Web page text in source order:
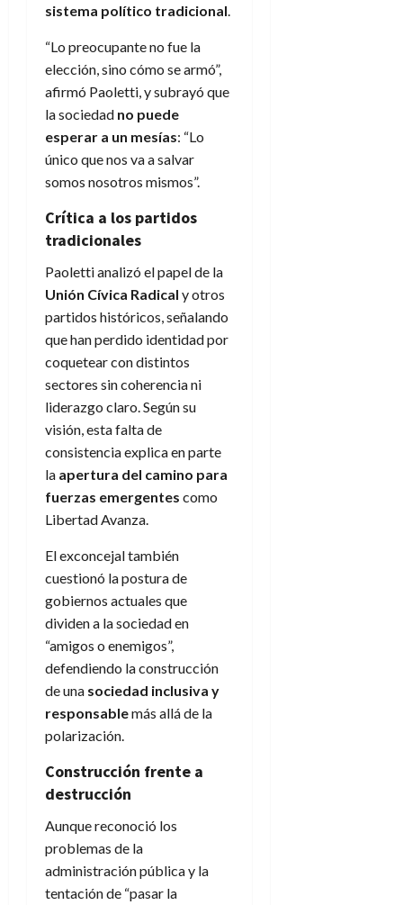
sistema político tradicional.
“Lo preocupante no fue la
elección, sino cómo se armó”,
afirmó Paoletti, y subrayó que
la sociedad no puede
esperar a un mesías: “Lo
único que nos va a salvar
somos nosotros mismos”.
Crítica a los partidos
tradicionales
Paoletti analizó el papel de la
Unión Cívica Radical y otros
partidos históricos, señalando
que han perdido identidad por
coquetear con distintos
sectores sin coherencia ni
liderazgo claro. Según su
visión, esta falta de
consistencia explica en parte
la apertura del camino para
fuerzas emergentes como
Libertad Avanza.
El exconcejal también
cuestionó la postura de
gobiernos actuales que
dividen a la sociedad en
“amigos o enemigos”,
defendiendo la construcción
de una sociedad inclusiva y
responsablemás allá de la
polarización.
Construcción frente a
destrucción
Aunque reconoció los
problemas de la
administración pública y la
tentación de “pasar la